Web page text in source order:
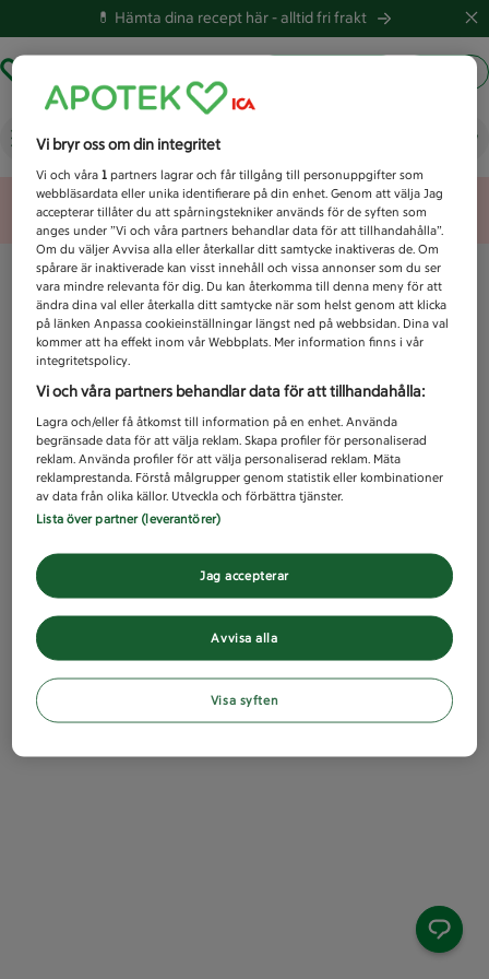
💊 Hämta dina recept här -alltid fri frakt
Vad letar du efter idag?
Unknown error
Vi bryr oss om din integritet
Vi och våra1 partners lagrar och får tillgång till personuppgifter som
webbläsardata eller unika identifierare på din enhet. Genom att välja Jag
accepterar tillåter du att spårningstekniker används för de syften som
anges under ”Vi och våra partners behandlar data för att tillhandahålla”.
Om du väljer Avvisa alla eller återkallar ditt samtycke inaktiveras de. Om
spårare är inaktiverade kan visst innehåll och vissa annonser som du ser
vara mindre relevanta för dig. Du kan återkomma till denna meny för att
ändra dina val eller återkalla ditt samtycke när som helst genom att klicka
på länken Anpassa cookieinställningar längst ned på webbsidan. Dina val
kommer att ha effekt inom vår Webbplats. Mer information finns i vår
integritetspolicy.
Vi och våra partners behandlar data för att tillhandahålla:
Lagra och/eller få åtkomst till information på en enhet. Använda
begränsade data för att välja reklam. Skapa profiler för personaliserad
reklam. Använda profiler för att välja personaliserad reklam. Mäta
reklamprestanda. Förstå målgrupper genom statistik eller kombinationer
av data från olika källor. Utveckla och förbättra tjänster.
Lista över partner (leverantörer)
Avvisa alla
Jag accepterar
Visa syften